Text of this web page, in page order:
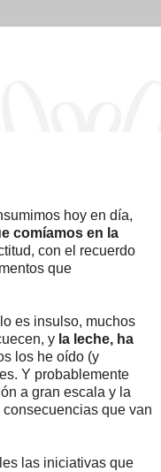
hoy en día,
comíamos en la
con el recuerdo
que
es insulso, muchos
y la leche, ha
los he oído (y
Y probablemente
a gran escala y la
que van
las iniciativas que